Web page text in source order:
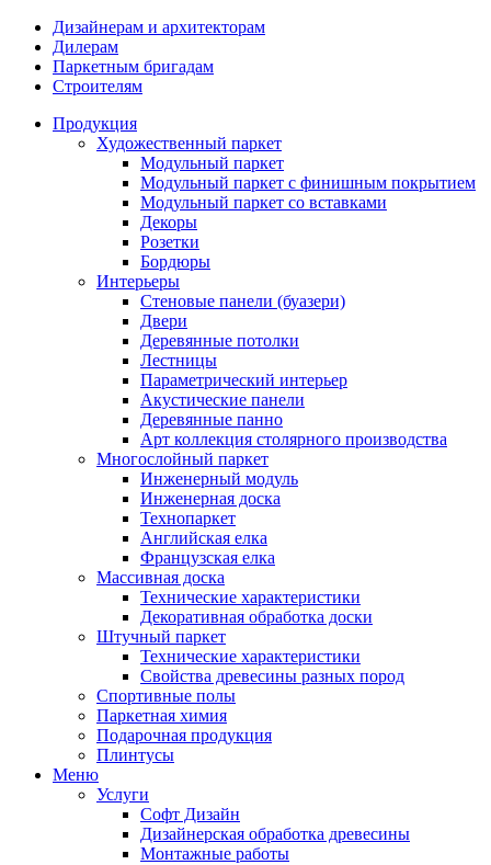
Дизайнерам и архитекторам
Дилерам
Паркетным бригадам
Строителям
Продукция
Художественный паркет
Модульный паркет
Модульный паркет с финишным покрытием
Модульный паркет со вставками
Декоры
Розетки
Бордюры
Интерьеры
Стеновые панели (буазери)
Двери
Деревянные потолки
Лестницы
Параметрический интерьер
Акустические панели
Деревянные панно
Арт коллекция столярного производства
Многослойный паркет
Инженерный модуль
Инженерная доска
Технопаркет
Английская елка
Французская елка
Массивная доска
Технические характеристики
Декоративная обработка доски
Штучный паркет
Технические характеристики
Свойства древесины разных пород
Спортивные полы
Паркетная химия
Подарочная продукция
Плинтусы
Меню
Услуги
Софт Дизайн
Дизайнерская обработка древесины
Монтажные работы